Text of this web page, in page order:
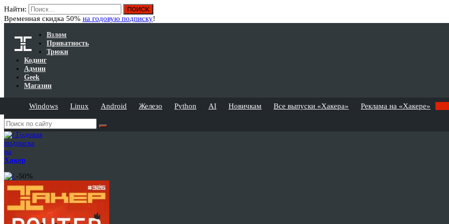
Найти:
Временная скидка 50% на годовую подписку!
Взлом
Приватность
Трюки
Кодинг
Админ
Geek
Магазин
Windows Linux Android Железо Python AI Новичкам Все выпуски «Хакера» Реклама на «Хакере»
Годовая
подписка
на
Хакер
-50%